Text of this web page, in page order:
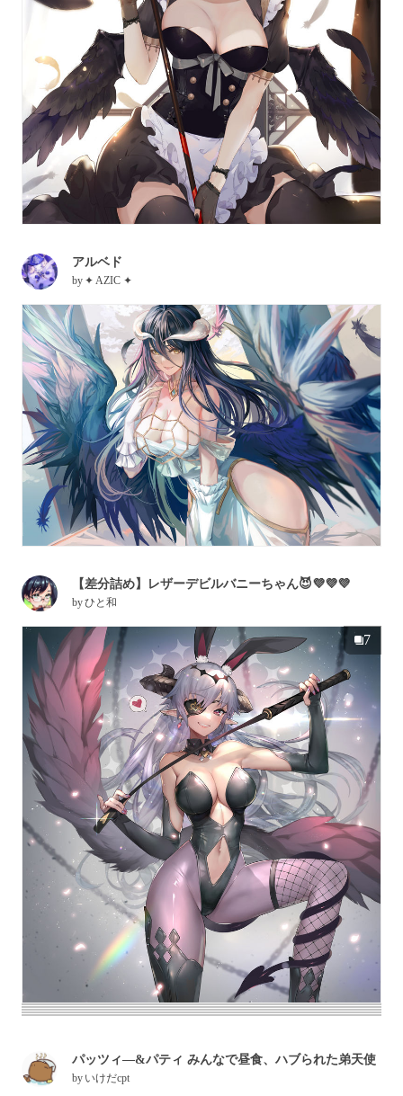
アルベド
by ✦ AZIC ✦
【差分詰め】レザーデビルバニーちゃん😈💜💜💜
byひと和
7
パッツィ―&パティ みんなで昼食、ハブられた弟天使
by いけだcpt